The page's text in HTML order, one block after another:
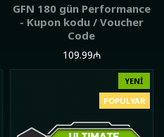
GFN 180 gün Performance
- Kupon kodu / Voucher
Code
109.99₼
YENI
POPULYAR